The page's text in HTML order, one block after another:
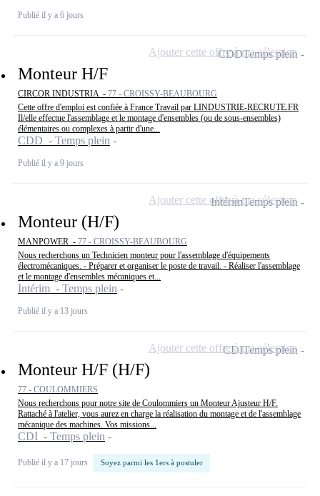
Publié il y a 6 jours
Monteur H/F
CIRCOR INDUSTRIA - 77 - CROISSY-BEAUBOURG
Cette offre d'emploi est confiée à France Travail par LINDUSTRIE-RECRUTE.FR
Il/elle effectue l'assemblage et le montage d'ensembles (ou de sous-ensembles)
élémentaires ou complexes à partir d'une...
CDD - Temps plein
Publié il y a 9 jours
CDDTemps plein
Ajouter cette offre à ma sélection
Monteur (H/F)
MANPOWER - 77 - CROISSY-BEAUBOURG
Nous recherchons un Technicien monteur pour l'assemblage d'équipements
électromécaniques. - Préparer et organiser le poste de travail. - Réaliser l'assemblage
et le montage d'ensembles mécaniques et...
Intérim - Temps plein
Publié il y a 13 jours
IntérimTemps plein
Ajouter cette offre à ma sélection
Monteur H/F (H/F)
77 - COULOMMIERS
Nous recherchons pour notre site de Coulommiers un Monteur Ajusteur H/F.
Rattaché à l'atelier, vous aurez en charge la réalisation du montage et de l'assemblage
mécanique des machines. Vos missions...
CDI - Temps plein
Publié il y a 17 jours Soyez parmi les 1ers à postuler
CDITemps plein
Ajouter cette offre à ma sélection